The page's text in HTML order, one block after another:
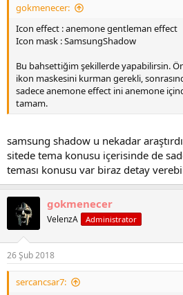
gokmenecer:
Icon effect : anemone gentleman effect
Icon mask : SamsungShadow
Bu bahsettiğim şekillerde yapabilirsin.
ikon maskesini kurman gerekli,
sadece anemone effect ini anemone
tamam.
samsung shadow u nekadar
sitede tema konusu içerisinde de
teması konusu var biraz detay
gokmenecer
VelenzA Administrator
26 Şub 2018
sercancsar7: